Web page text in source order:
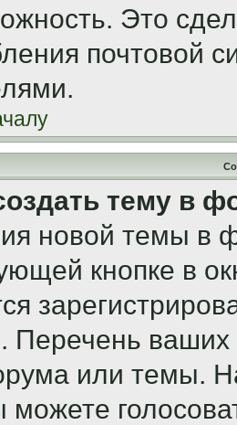
Это
почтовой
тему в
новой темы в
кнопке в
Перечень ваших
или темы.